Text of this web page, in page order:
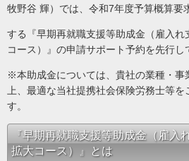
牧野谷 輝）では、令和7年度予算概算要
する『早期再就職支援等助成金（雇入
コース）』の申請サポート予約を先行し
※本助成金については、貴社の業種・事
上、最適な当社提携社会保険労務士等
す。
『早期再就職支援等助成金（雇入
拡大コース）』とは